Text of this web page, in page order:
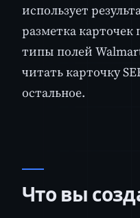
использует
разметка карточек
типы полей
читать карточку
остальное.
Что вы